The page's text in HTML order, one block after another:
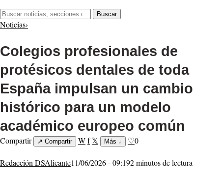
Buscar:
Buscar
Noticias›
Colegios profesionales de
protésicos dentales de toda
España impulsan un cambio
histórico para un modelo
académico europeo común
Compartir ↗ Compartir Wf 𝕏 Más ↓ ♡0
Redacción DSAlicante11/06/2026 - 09:192 minutos de lectura